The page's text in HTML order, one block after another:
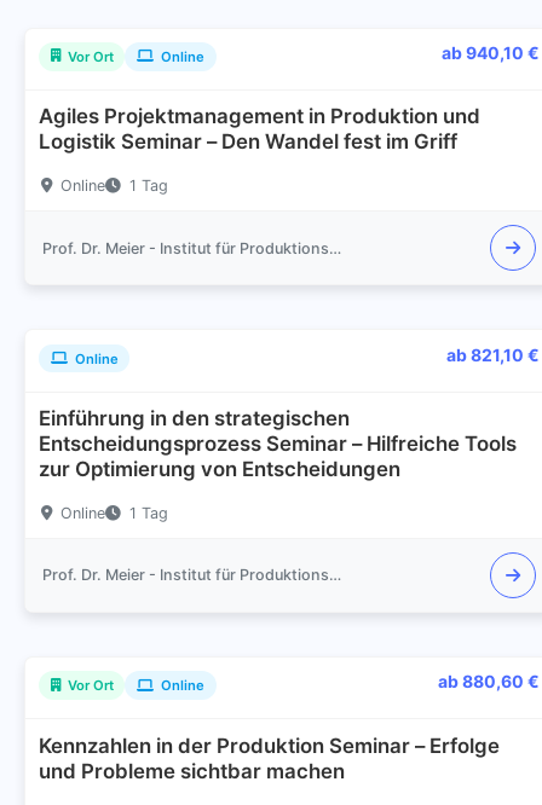
Vor Ort Online ab 940,10 €
Agiles Projektmanagement in Produktion und
Logistik Seminar – Den Wandel fest im Griff
Online 1 Tag
Prof. Dr. Meier - Institut für Produktionsmanagement und Logistik
Online ab 821,10 €
Einführung in den strategischen
Entscheidungsprozess Seminar – Hilfreiche Tools
zur Optimierung von Entscheidungen
Online 1 Tag
Prof. Dr. Meier - Institut für Produktionsmanagement und Logistik
Vor Ort Online ab 880,60 €
Kennzahlen in der Produktion Seminar – Erfolge
und Probleme sichtbar machen